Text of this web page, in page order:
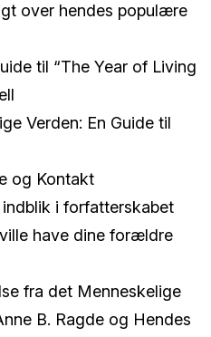
over hendes populære
til “The Year of Living
Verden: En Guide til
og Kontakt
i forfatterskabet
have dine forældre
fra det Menneskelige
B. Ragde og Hendes